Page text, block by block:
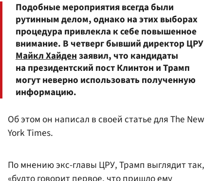
Подобные мероприятия всегда были
рутинным делом, однако на этих выборах
процедура привлекла к себе повышенное
внимание. В четверг бывший директор ЦРУ
Майкл Хайдензаявил, что кандидаты
на президентский пост Клинтон и Трамп
могут неверно использовать полученную
информацию.
Об этом он написал в своей статье для The New
York Times.
По мнению экс-главы ЦРУ, Трамп выглядит так,